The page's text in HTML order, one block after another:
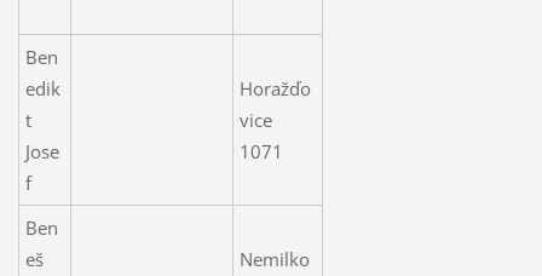
Ben
edik
t
Jose
f
Horažďo
vice
1071
Ben
eš
Nemilko